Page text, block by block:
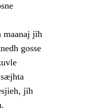
maanaj jïh
gosse
jïh